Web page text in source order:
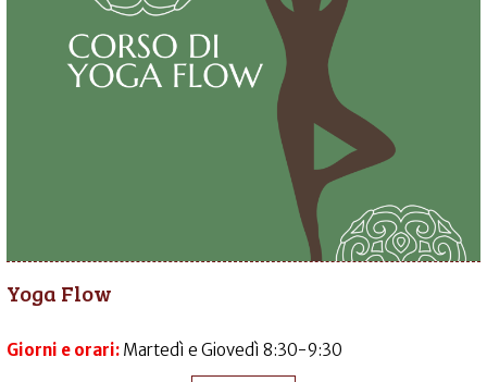
Yoga Flow
Giorni e orari: Martedì e Giovedì 8:30-9:30